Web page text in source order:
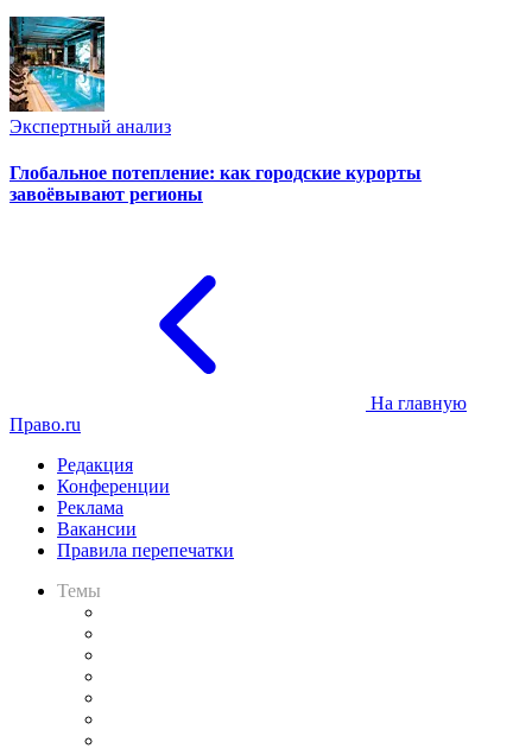
Экспертный анализ
Глобальное потепление: как городские курорты
завоёвывают регионы
На главную
Право.ru
Редакция
Конференции
Реклама
Вакансии
Правила перепечатки
Темы